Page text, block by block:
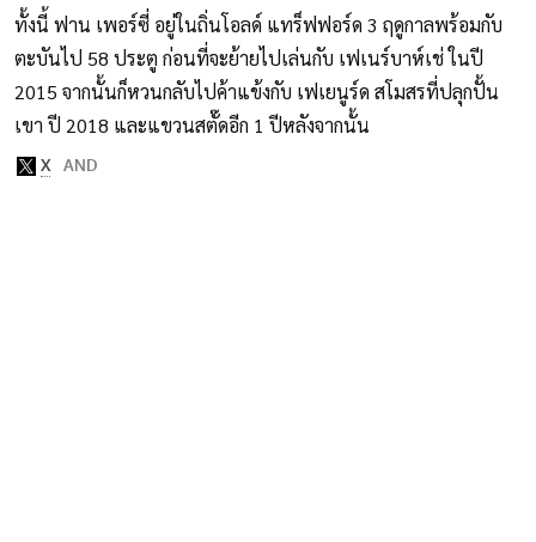
ทั้งนี้ ฟาน เพอร์ซี่ อยู่ในถิ่นโอลด์ แทร็ฟฟอร์ด 3 ฤดูกาลพร้อมกับ
ตะบันไป 58 ประตู ก่อนที่จะย้ายไปเล่นกับ เฟเนร์บาห์เช่ ในปี
2015 จากนั้นก็หวนกลับไปค้าแข้งกับ เฟเยนูร์ด สโมสรที่ปลุกปั้น
เขา ปี 2018 และแขวนสตั๊ดอีก 1 ปีหลังจากนั้น